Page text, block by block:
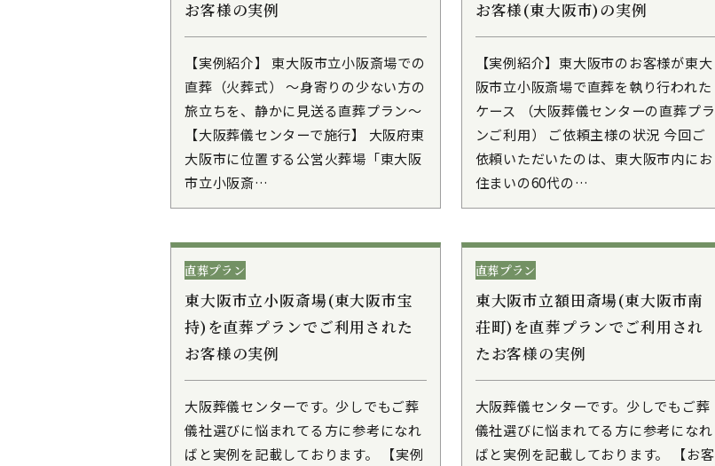
お客様の実例
【実例紹介】 東大阪市立小阪斎場での
直葬（火葬式） ～身寄りの少ない方の
旅立ちを、静かに見送る直葬プラン～
【大阪葬儀センターで施行】 大阪府東
大阪市に位置する公営火葬場「東大阪
市立小阪斎…
お客様(東大阪市)の実例
【実例紹介】東大阪市のお客様が東大
阪市立小阪斎場で直葬を執り行われた
ケース （大阪葬儀センターの直葬プラ
ンご利用） ご依頼主様の状況 今回ご
依頼いただいたのは、東大阪市内にお
住まいの60代の…
直葬プラン
東大阪市立小阪斎場(東大阪市宝
持)を直葬プランでご利用された
お客様の実例
大阪葬儀センターです。少しでもご葬
儀社選びに悩まれてる方に参考になれ
ばと実例を記載しております。 【実例
直葬プラン
東大阪市立額田斎場(東大阪市南
荘町)を直葬プランでご利用され
たお客様の実例
大阪葬儀センターです。少しでもご葬
儀社選びに悩まれてる方に参考になれ
ばと実例を記載しております。 【お客